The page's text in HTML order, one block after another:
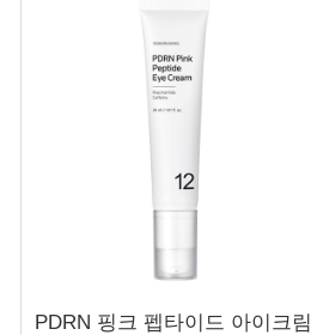
PDRN 핑크 펩타이드 아이크림